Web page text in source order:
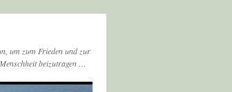
um zum Frieden und zur
beizutragen …